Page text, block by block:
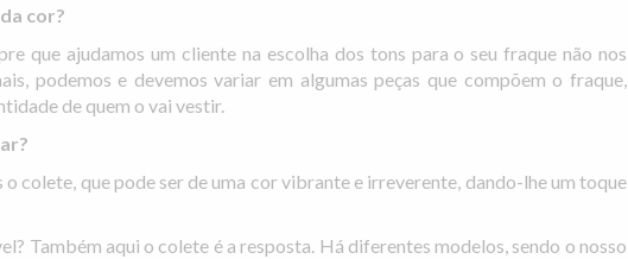
cor?
que ajudamos um cliente na escolha dos tons para o seu fraque não nos
podemos e devemos variar em algumas peças que compõem o fraque,
de quem o vai vestir.
o colete, que pode ser de uma cor vibrante e irreverente, dando-lhe um toque
Também aqui o colete é a resposta. Há diferentes modelos, sendo o nosso